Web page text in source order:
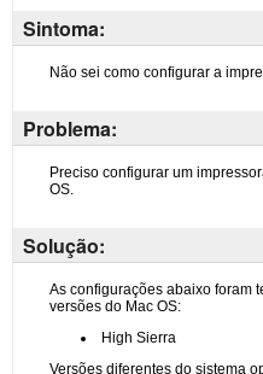
Sintoma:
Problema:
Solução: